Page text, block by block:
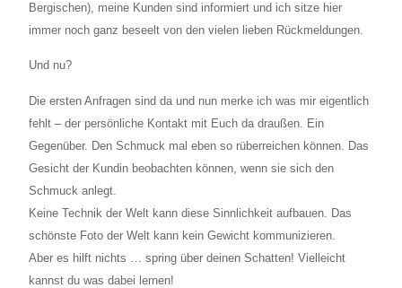
Bergischen), meine Kunden sind informiert und ich sitze hier
immer noch ganz beseelt von den vielen lieben Rückmeldungen.
Und nu?
Die ersten Anfragen sind da und nun merke ich was mir eigentlich
fehlt – der persönliche Kontakt mit Euch da draußen. Ein
Gegenüber. Den Schmuck mal eben so rüberreichen können. Das
Gesicht der Kundin beobachten können, wenn sie sich den
Schmuck anlegt.
Keine Technik der Welt kann diese Sinnlichkeit aufbauen. Das
schönste Foto der Welt kann kein Gewicht kommunizieren.
Aber es hilft nichts … spring über deinen Schatten! Vielleicht
kannst du was dabei lernen!